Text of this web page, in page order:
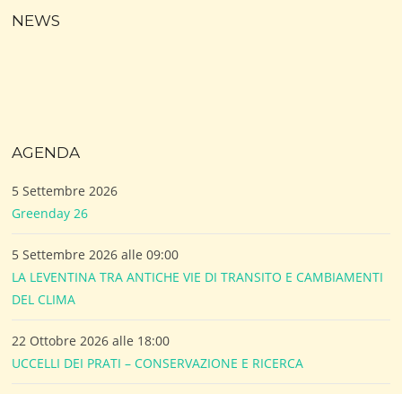
NEWS
AGENDA
5 Settembre 2026
Greenday 26
5 Settembre 2026 alle 09:00
LA LEVENTINA TRA ANTICHE VIE DI TRANSITO E CAMBIAMENTI
DEL CLIMA
22 Ottobre 2026 alle 18:00
UCCELLI DEI PRATI – CONSERVAZIONE E RICERCA